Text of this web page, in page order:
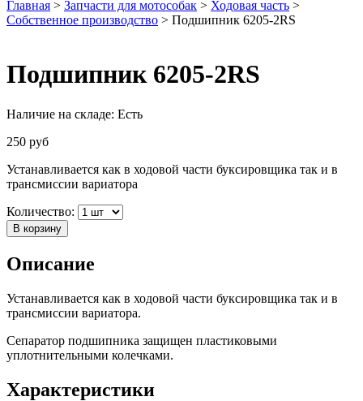
Главная > Запчасти для мотособак > Ходовая часть >
Собственное производство > Подшипник 6205-2RS
Подшипник 6205-2RS
Наличие на складе: Есть
250 руб
Устанавливается как в ходовой части буксировщика так и в
трансмиссии вариатора
Количество:
В корзину
Описание
Устанавливается как в ходовой части буксировщика так и в
трансмиссии вариатора.
Сепаратор подшипника защищен пластиковыми
уплотнительными колечками.
Характеристики